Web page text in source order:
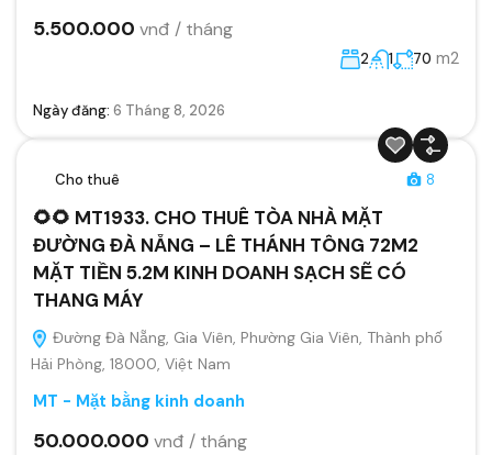
5.500.000 vnđ / tháng
2 1 70 m2
Ngày đăng: 6 Tháng 8, 2026
Cho thuê 8
🌻🌻 MT1933. CHO THUÊ TÒA NHÀ MẶT
ĐƯỜNG ĐÀ NẴNG – LÊ THÁNH TÔNG 72M2
MẶT TIỀN 5.2M KINH DOANH SẠCH SẼ CÓ
THANG MÁY
Đường Đà Nẵng, Gia Viên, Phường Gia Viên, Thành phố
Hải Phòng, 18000, Việt Nam
MT - Mặt bằng kinh doanh
50.000.000 vnđ / tháng